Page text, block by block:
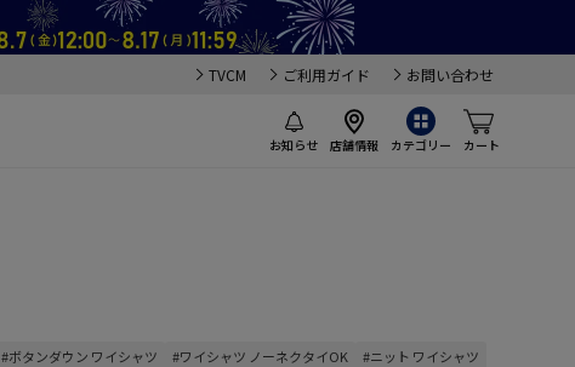
TVCM ご利用ガイド お問い合わせ
お知らせ 店舗情報 カテゴリー カート
#ボタンダウン ワイシャツ #ワイシャツ ノーネクタイOK
#ニット ワイシャツ